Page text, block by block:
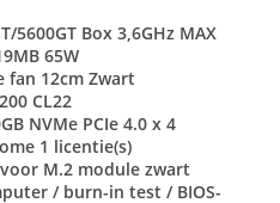
5600GT Box 3,6GHz MAX
65W
fan 12cm Zwart
CL22
NVMe PCIe 4.0 x 4
1 licentie(s)
M.2 module zwart
/ burn-in test / BIOS-